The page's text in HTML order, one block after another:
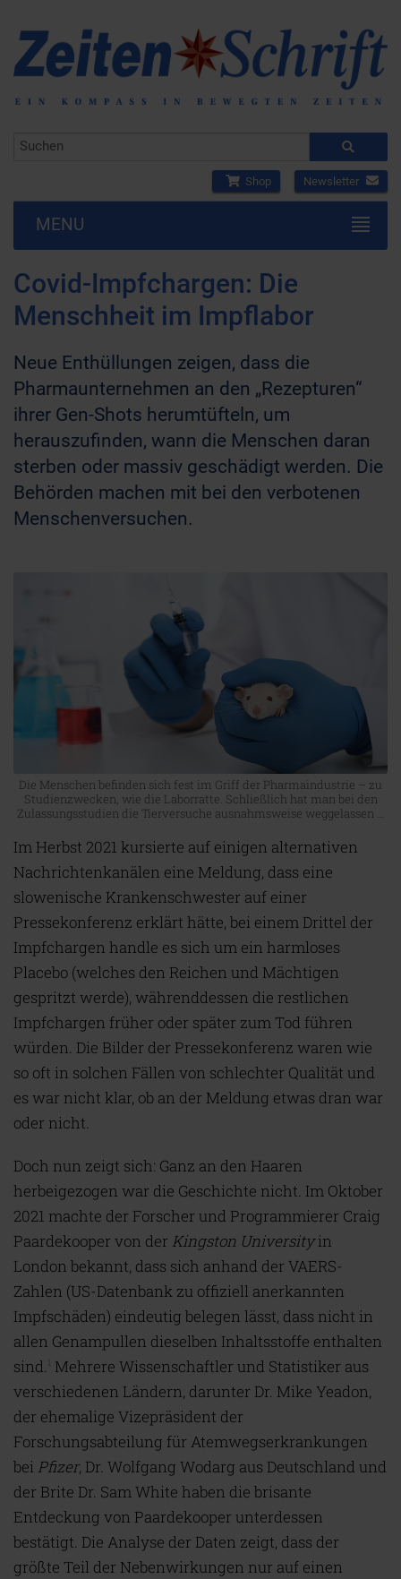
Shop Newsletter
MENU
Covid-Impfchargen: Die
Menschheit im Impflabor
Neue Enthüllungen zeigen, dass die
Pharmaunternehmen an den „Rezepturen“
ihrer Gen-Shots herumtüfteln, um
herauszufinden, wann die Menschen daran
sterben oder massiv geschädigt werden. Die
Behörden machen mit bei den verbotenen
Menschenversuchen.
Die Menschen befinden sich fest im Griff der Pharmaindustrie – zu
Studienzwecken, wie die Laborratte. Schließlich hat man bei den
Zulassungsstudien die Tierversuche ausnahmsweise weggelassen …
Im Herbst 2021 kursierte auf einigen alternativen
Nachrichtenkanälen eine Meldung, dass eine
slowenische Krankenschwester auf einer
Pressekonferenz erklärt hätte, bei einem Drittel der
Impfchargen handle es sich um ein harmloses
Placebo (welches den Reichen und Mächtigen
gespritzt werde), währenddessen die restlichen
Impfchargen früher oder später zum Tod führen
würden. Die Bilder der Pressekonferenz waren wie
so oft in solchen Fällen von schlechter Qualität und
es war nicht klar, ob an der Meldung etwas dran war
oder nicht.
Doch nun zeigt sich: Ganz an den Haaren
herbeigezogen war die Geschichte nicht. Im Oktober
2021 machte der Forscher und Programmierer Craig
Paardekooper von der Kingston Universityin
London bekannt, dass sich anhand der VAERS-
Zahlen (US-Datenbank zu offiziell anerkannten
Impfschäden) eindeutig belegen lässt, dass nicht in
allen Genampullen dieselben Inhaltsstoffe enthalten
sind. Mehrere Wissenschaftler und Statistiker aus
verschiedenen Ländern, darunter Dr. Mike Yeadon,
der ehemalige Vizepräsident der
Forschungsabteilung für Atemwegserkrankungen
bei Pfizer, Dr. Wolfgang Wodarg aus Deutschland und
der Brite Dr. Sam White haben die brisante
Entdeckung von Paardekooper unterdessen
bestätigt. Die Analyse der Daten zeigt, dass der
größte Teil der Nebenwirkungen nur auf einen